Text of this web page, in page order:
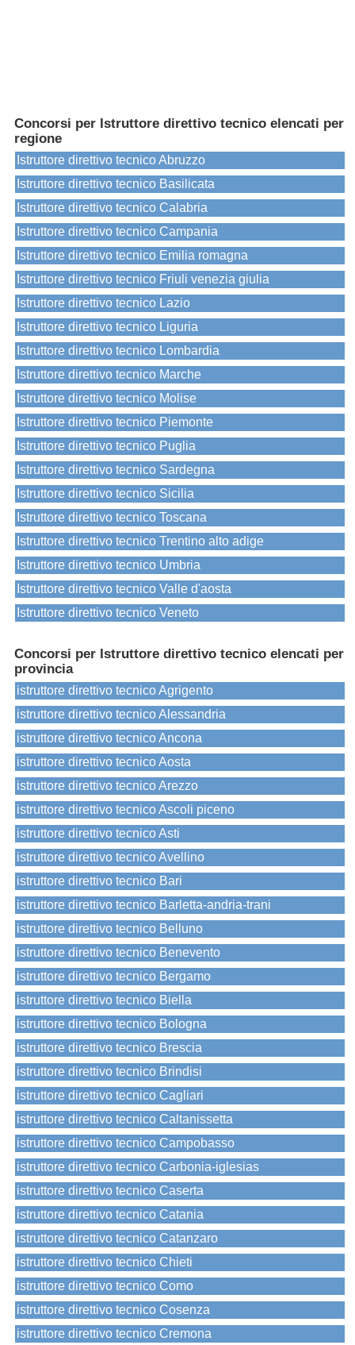
Concorsi per Istruttore direttivo tecnico elencati per
regione
Istruttore direttivo tecnico Abruzzo
Istruttore direttivo tecnico Basilicata
Istruttore direttivo tecnico Calabria
Istruttore direttivo tecnico Campania
Istruttore direttivo tecnico Emilia romagna
Istruttore direttivo tecnico Friuli venezia giulia
Istruttore direttivo tecnico Lazio
Istruttore direttivo tecnico Liguria
Istruttore direttivo tecnico Lombardia
Istruttore direttivo tecnico Marche
Istruttore direttivo tecnico Molise
Istruttore direttivo tecnico Piemonte
Istruttore direttivo tecnico Puglia
Istruttore direttivo tecnico Sardegna
Istruttore direttivo tecnico Sicilia
Istruttore direttivo tecnico Toscana
Istruttore direttivo tecnico Trentino alto adige
Istruttore direttivo tecnico Umbria
Istruttore direttivo tecnico Valle d'aosta
Istruttore direttivo tecnico Veneto
Concorsi per Istruttore direttivo tecnico elencati per
provincia
istruttore direttivo tecnico Agrigento
istruttore direttivo tecnico Alessandria
istruttore direttivo tecnico Ancona
istruttore direttivo tecnico Aosta
istruttore direttivo tecnico Arezzo
istruttore direttivo tecnico Ascoli piceno
istruttore direttivo tecnico Asti
istruttore direttivo tecnico Avellino
istruttore direttivo tecnico Bari
istruttore direttivo tecnico Barletta-andria-trani
istruttore direttivo tecnico Belluno
istruttore direttivo tecnico Benevento
istruttore direttivo tecnico Bergamo
istruttore direttivo tecnico Biella
istruttore direttivo tecnico Bologna
istruttore direttivo tecnico Brescia
istruttore direttivo tecnico Brindisi
istruttore direttivo tecnico Cagliari
istruttore direttivo tecnico Caltanissetta
istruttore direttivo tecnico Campobasso
istruttore direttivo tecnico Carbonia-iglesias
istruttore direttivo tecnico Caserta
istruttore direttivo tecnico Catania
istruttore direttivo tecnico Catanzaro
istruttore direttivo tecnico Chieti
istruttore direttivo tecnico Como
istruttore direttivo tecnico Cosenza
istruttore direttivo tecnico Cremona